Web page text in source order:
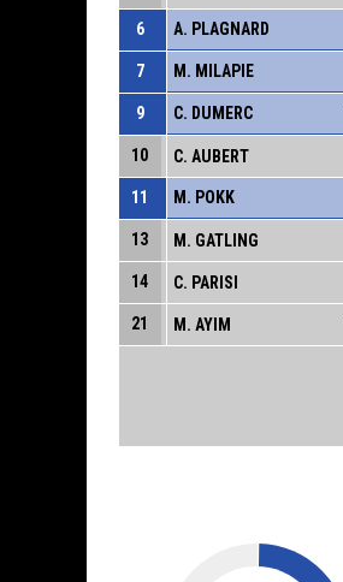
6 A. PLAGNARD
7 M. MILAPIE
9 C. DUMERC
10 C. AUBERT
11 M. POKK
13 M. GATLING
14 C. PARISI
21 M. AYIM